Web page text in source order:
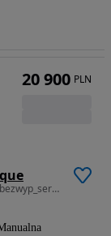
1997 cm3 • 140 KM • 2.0 140KM 88tyś przebieg ori_bezwyp_servis Idealny
20 900 PLN